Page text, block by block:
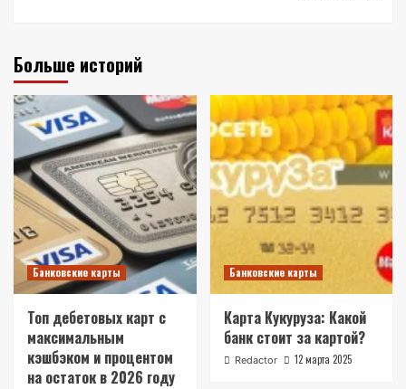
Больше историй
Банковские карты
Топ дебетовых карт с
максимальным
кэшбэком и процентом
на остаток в 2026 году
Банковские карты
Карта Кукуруза: Какой
банк стоит за картой?
Redactor 12 марта 2025